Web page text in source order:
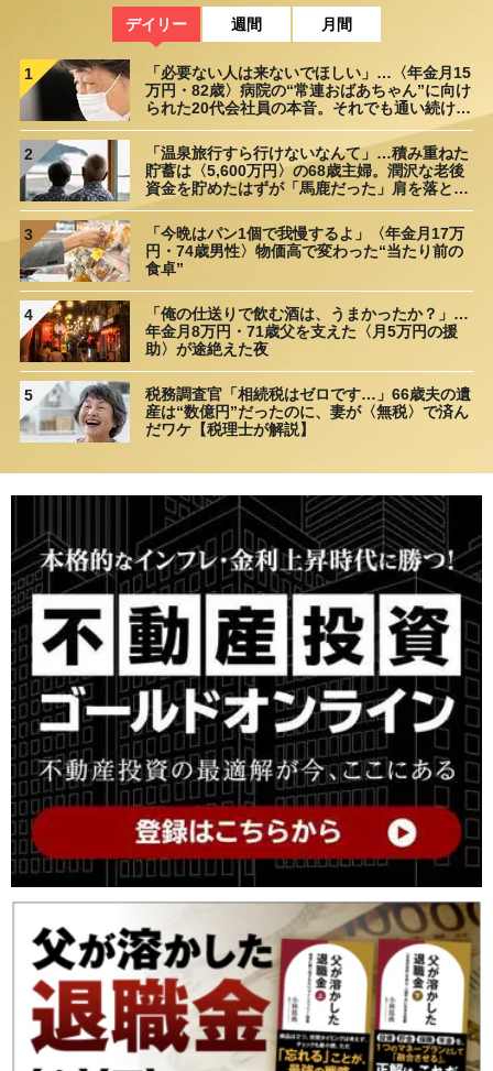
デイリー 週間 月間
1
「必要ない人は来ないでほしい」…〈年金月15
万円・82歳〉病院の“常連おばあちゃん”に向け
られた20代会社員の本音。それでも通い続ける
2
「温泉旅行すら行けないなんて」…積み重ねた
貯蓄は〈5,600万円〉の68歳主婦。潤沢な老後
資金を貯めたはずが「馬鹿だった」肩を落とす
3
「今晩はパン1個で我慢するよ」〈年金月17万
円・74歳男性〉物価高で変わった“当たり前の
食卓”
4
「俺の仕送りで飲む酒は、うまかったか？」…
年金月8万円・71歳父を支えた〈月5万円の援
助〉が途絶えた夜
5
税務調査官「相続税はゼロです…」66歳夫の遺
産は“数億円”だったのに、妻が〈無税〉で済ん
だワケ【税理士が解説】